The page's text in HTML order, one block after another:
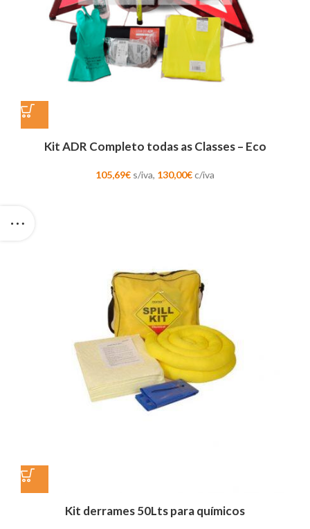
Kit ADR Completo todas as Classes – Eco
105,69€ s/iva, 130,00€c/iva
Kit derrames 50Lts para químicos